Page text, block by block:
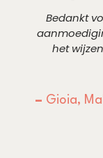
Bedankt
het
– Gioia,